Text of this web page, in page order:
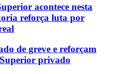
acontece nesta
reforça luta por
de greve e reforçam
privado